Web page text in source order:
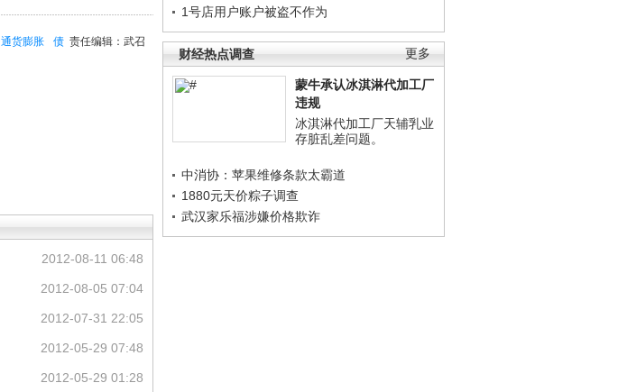
1号店用户账户被盗不作为
更多
财经热点调查
蒙牛承认冰淇淋代加工厂
违规
冰淇淋代加工厂天辅乳业
存脏乱差问题。
中消协：苹果维修条款太霸道
1880元天价粽子调查
武汉家乐福涉嫌价格欺诈
责任编辑：武召
通货膨胀
债
2012-08-11 06:48
2012-08-05 07:04
2012-07-31 22:05
2012-05-29 07:48
2012-05-29 01:28